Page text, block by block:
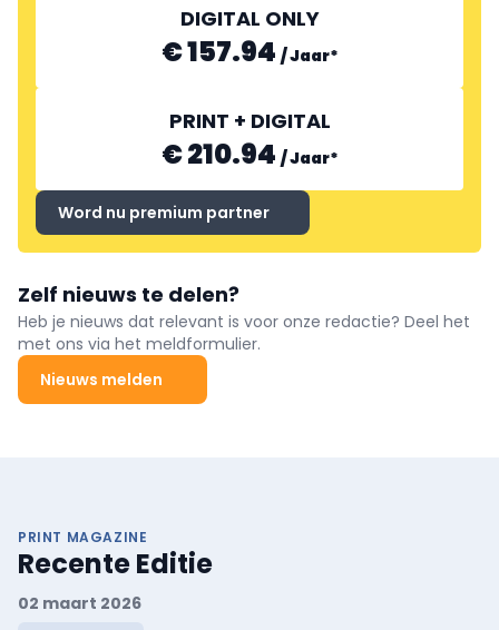
DIGITAL ONLY
€ 157.94 /Jaar*
PRINT + DIGITAL
€ 210.94 /Jaar*
Word nu premium partner
Zelf nieuws te delen?
Heb je nieuws dat relevant is voor onze redactie? Deel het
met ons via het meldformulier.
Nieuws melden
PRINT MAGAZINE
Recente Editie
02 maart 2026